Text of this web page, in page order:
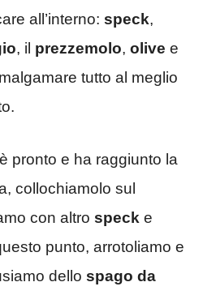
all’interno: speck,
, il prezzemolo, olive e
tutto al meglio
pronto e ha raggiunto la
collochiamolo sul
con altro speck e
punto, arrotoliamo e
dello spago da